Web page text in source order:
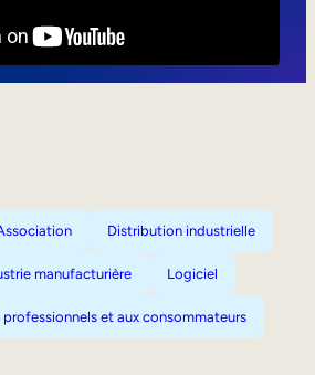
Distribution industrielle
manufacturière Logiciel
professionnels et aux consommateurs